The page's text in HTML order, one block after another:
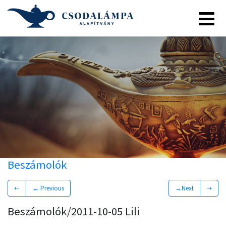
Beszámolók
⇠ ← Previous →Next ⇢
Beszámolók/2011-10-05 Lili